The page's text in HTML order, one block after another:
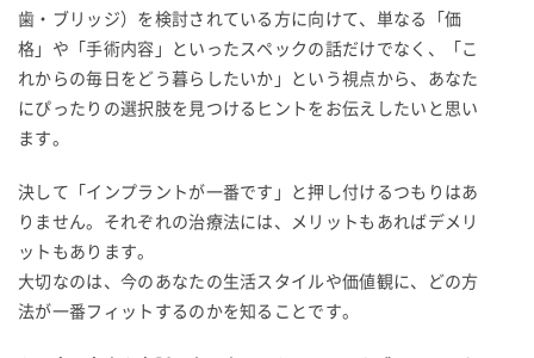
歯・ブリッジ）を検討されている方に向けて、単なる「価
格」や「手術内容」といったスペックの話だけでなく、「こ
れからの毎日をどう暮らしたいか」という視点から、あなた
にぴったりの選択肢を見つけるヒントをお伝えしたいと思い
ます。
決して「インプラントが一番です」と押し付けるつもりはあ
りません。それぞれの治療法には、メリットもあればデメリ
ットもあります。
大切なのは、今のあなたの生活スタイルや価値観に、どの方
法が一番フィットするのかを知ることです。